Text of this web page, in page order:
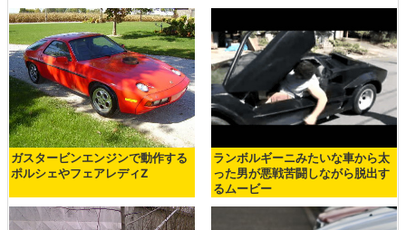
ガスタービンエンジンで動作する
ポルシェやフェアレディZ
ランボルギーニみたいな車から太
った男が悪戦苦闘しながら脱出す
るムービー